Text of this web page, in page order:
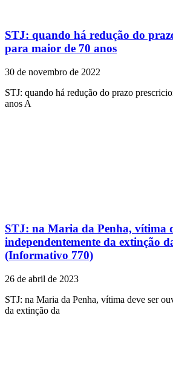
STJ: quando há redução do
para maior de 70 anos
30 de novembro de 2022
STJ: quando há redução do prazo
anos A
STJ: na Maria da Penha, vítima
independentemente da extinção
(Informativo 770)
26 de abril de 2023
STJ: na Maria da Penha, vítima deve ser
da extinção da